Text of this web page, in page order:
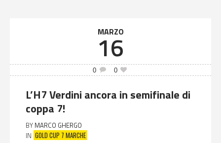
MARZO
16
0 0
L’H7 Verdini ancora in semifinale di
coppa 7!
BY MARCO GHERGO
IN GOLD CUP 7 MARCHE